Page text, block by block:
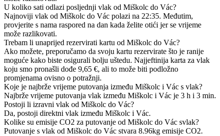
U koliko sati odlazi posljednji vlak od Miškolc do Vác?
Najnoviji vlak od Miškolc do Vác polazi na 22:35. Međutim,
provjerite s nama raspored na dan kada želite otići jer se vrijeme
može razlikovati.
Trebam li unaprijed rezervirati kartu od Miškolc do Vác?
Ako možete, preporučamo da svoju kartu rezervirate što je ranije
moguće kako biste osigurali bolju uštedu. Najjeftinija karta za vlak
koju smo pronašli dođe 9,65 €, ali to može biti podložno
promjenama ovisno o potražnji.
Koje je najbrže vrijeme putovanja između Miškolc i Vác s vlak?
Najbrže vrijeme putovanja vlak između Miškolc i Vác je 3 h i 3 min.
Postoji li izravni vlak od Miškolc do Vác?
Da, postoji direktni vlak između Miškolc i Vác.
Kolike su emisije CO2 za putovanje od Miškolc do Vác svlak?
Putovanje s vlak od Miškolc do Vác stvara 8.96kg emisije CO2.